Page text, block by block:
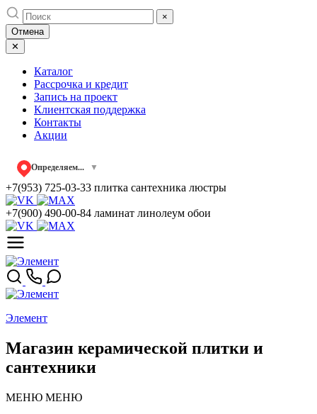
Skip
to
content
×
Отмена
✕
Каталог
Рассрочка и кредит
Запись на проект
Клиентская поддержка
Контакты
Акции
Определяем... ▼
+7(953) 725-03-33 плитка сантехника люстры
+7(900) 490-00-84 ламинат линолеум обои
Элемент
Магазин керамической плитки и
сантехники
МЕНЮ МЕНЮ